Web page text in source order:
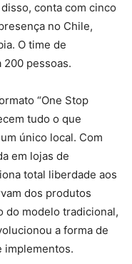
conta com cinco
no Chile,
O time de
200 pessoas.
“One Stop
tudo o que
único local. Com
em lojas de
total liberdade aos
dos produtos
do modelo tradicional,
a forma de
implementos.